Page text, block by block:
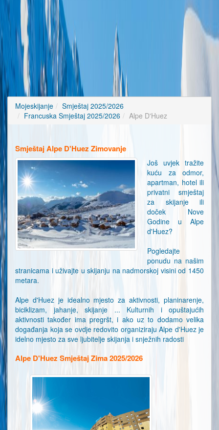
Mojeskijanje
Smještaj 2025/2026
Francuska Smještaj 2025/2026
Alpe D'Huez
Smještaj Alpe D'Huez Zimovanje
Još uvjek tražite
kuću za odmor,
apartman, hotel ili
privatni smještaj
za skijanje ili
doček Nove
Godine u Alpe
d'Huez?
Pogledajte
ponudu na našim
stranicama i uživajte u skijanju na nadmorskoj visini od 1450
metara.
Alpe d'Huez je idealno mjesto za aktivnosti, planinarenje,
biciklizam, jahanje, skijanje ... Kulturnih i opuštajućih
aktivnosti također ima pregršt, i ako uz to dodamo velika
događanja koja se ovdje redovito organiziraju Alpe d'Huez je
idelno mjesto za sve ljubitelje skijanja i snježnih radosti
Alpe D'Huez Smještaj Zima 2025/2026